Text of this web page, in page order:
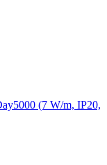
(7 W/m, IP20,